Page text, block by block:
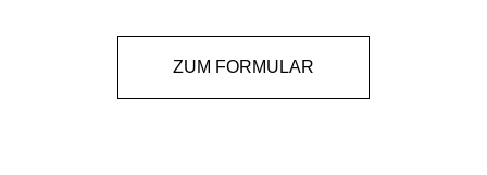
ZUM FORMULAR